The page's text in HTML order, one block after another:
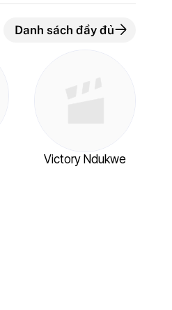
Danh sách đầy đủ
Victory Ndukwe